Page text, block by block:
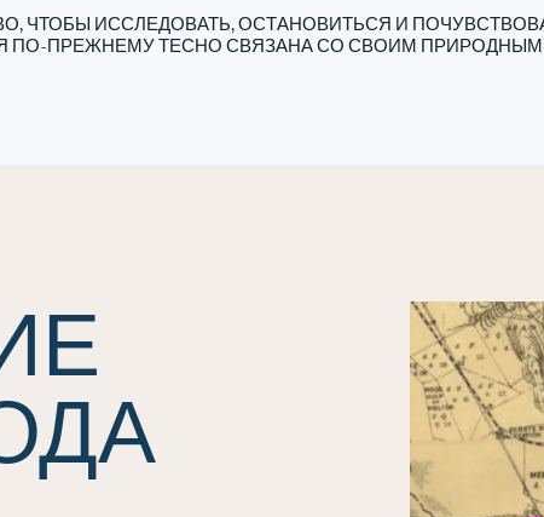
ЧТОБЫ ИССЛЕДОВАТЬ, ОСТАНОВИТЬСЯ И
ПО-ПРЕЖНЕМУ ТЕСНО СВЯЗАНА СО СВОИМ